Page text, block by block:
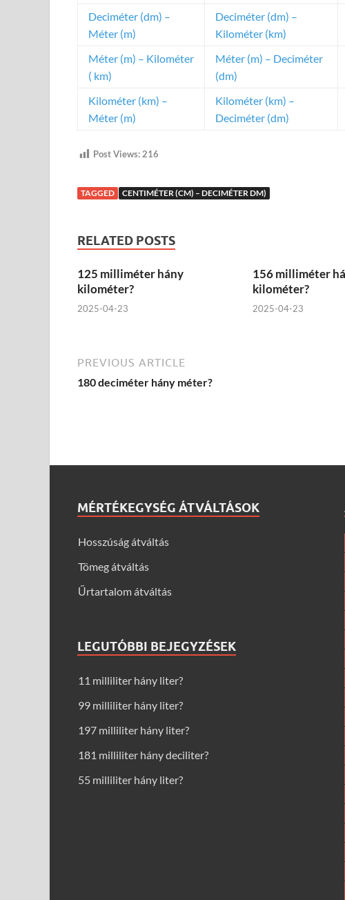
Deciméter (dm) –
Méter (m)
Deciméter (dm) –
Kilométer (km)
Méter (m) – Kilométer
( km)
Méter (m) – Deciméter
(dm)
Kilométer (km) –
Méter (m)
Kilométer (km) –
Deciméter (dm)
Post Views:216
TAGGED CENTIMÉTER (CM) – DECIMÉTER DM)
RELATED POSTS
125 milliméter hány
kilométer?
2025-04-23
156 milliméter
kilométer?
2025-04-23
PREVIOUS ARTICLE
180 deciméter hány méter?
MÉRTÉKEGYSÉG ÁTVÁLTÁSOK
Hosszúság átváltás
Tömeg átváltás
Űrtartalom átváltás
LEGUTÓBBI BEJEGYZÉSEK
11 milliliter hány liter?
99 milliliter hány liter?
197 milliliter hány liter?
181 milliliter hány deciliter?
55 milliliter hány liter?